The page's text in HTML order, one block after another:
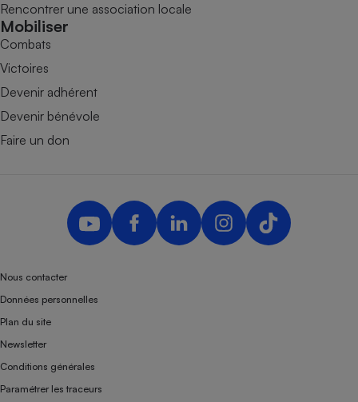
Rencontrer une association locale
Mobiliser
Combats
Victoires
Devenir adhérent
Devenir bénévole
Faire un don
Nous contacter
Données personnelles
Plan du site
Newsletter
Conditions générales
Paramétrer les traceurs